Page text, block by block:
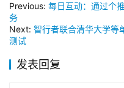
Previous: 每日互动：通过个
务
Next: 智行者联合清华大学等
测试
发表回复